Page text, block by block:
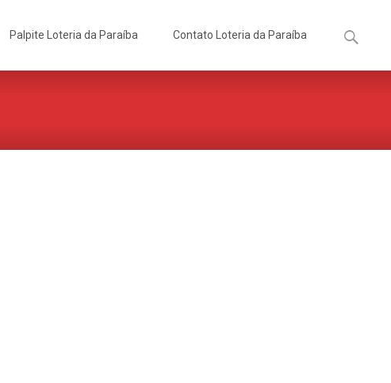
Palpite Loteria da Paraíba Contato Loteria da Paraíba
por: